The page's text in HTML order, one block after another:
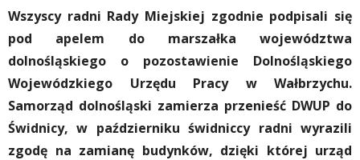
Wszyscy radni Rady Miejskiej zgodnie podpisali się
pod apelem do marszałka województwa
dolnośląskiego o pozostawienie Dolnośląskiego
Wojewódzkiego Urzędu Pracy w Wałbrzychu.
Samorząd dolnośląski zamierza przenieść DWUP do
Świdnicy, w październiku świdniccy radni wyrazili
zgodę na zamianę budynków, dzięki której urząd